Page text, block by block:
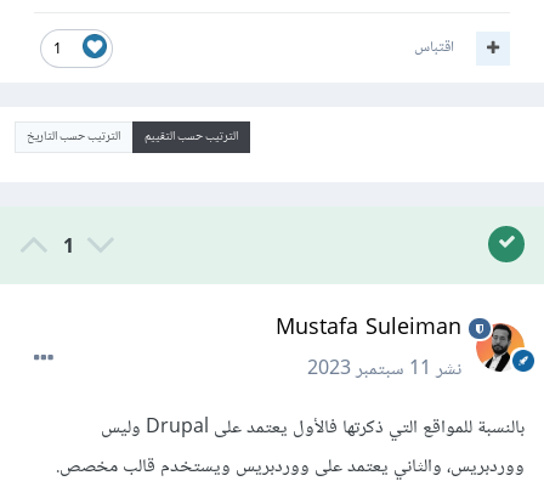
1 اقتباس
الترتيب حسب التقييم الترتيب حسب التاريخ
1
Mustafa Suleiman
نشر11 سبتمبر 2023
بالنسبة للمواقع التي ذكرتها فالأول يعتمد على Drupal وليس
ووردبريس، والثاني يعتمد على ووردبريس ويستخدم قالب مخصص.